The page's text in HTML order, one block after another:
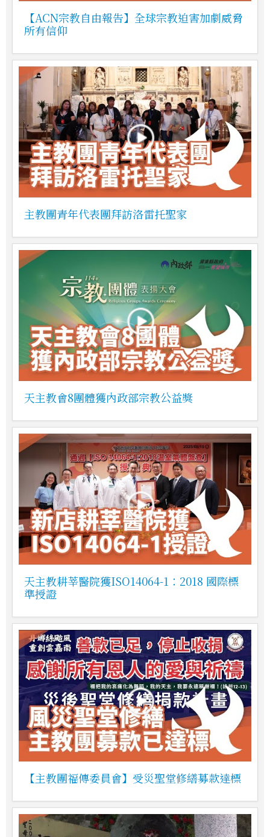
【ACN宗教自由報告】全球宗教迫害加劇威脅
所有信仰
主教團青年代表團拜訪洛雷托聖家
天主教會8團體獲內政部宗教公益獎
天主教耕莘醫院獲ISO14064-1：2018 國際標
準授證
【主教團福傳委員會】受災聖堂修繕募款達標